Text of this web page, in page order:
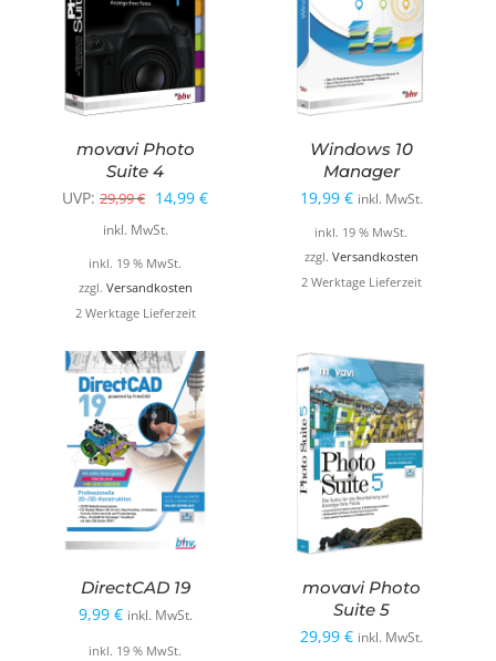
movavi Photo
Suite 4
UVP: 29,99€ Ursprünglicher
Preis
war:
29,99 €
14,99 €Aktueller
inkl. MwSt.
inkl. 19 % MwSt.
zzgl. Versandkosten
2 Werktage Lieferzeit
Windows 10
Manager
19,99 € inkl. MwSt.
inkl. 19 % MwSt.
zzgl. Versandkosten
2 Werktage Lieferzeit
DirectCAD 19
9,99 € inkl. MwSt.
inkl. 19 % MwSt.
movavi Photo
Suite 5
29,99 € inkl. MwSt.